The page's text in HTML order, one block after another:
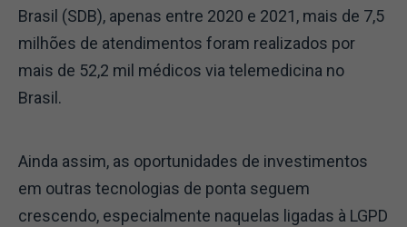
Brasil (SDB), apenas entre 2020 e 2021, mais de 7,5
milhões de atendimentos foram realizados por
mais de 52,2 mil médicos via telemedicina no
Brasil.
Ainda assim, as oportunidades de investimentos
em outras tecnologias de ponta seguem
crescendo, especialmente naquelas ligadas à LGPD